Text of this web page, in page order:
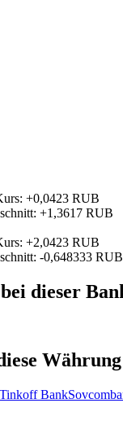
: +0,0423 RUB
: +1,3617 RUB
: +2,0423 RUB
: -0,648333 RUB
dieser
Währung
Tinkoff Bank